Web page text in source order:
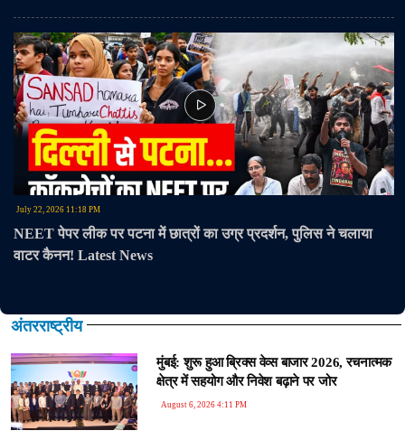
July 22, 2026 11:18 PM
NEET पेपर लीक पर पटना में छात्रों का उग्र प्रदर्शन, पुलिस ने चलाया
वाटर कैनन! Latest News
अंतरराष्ट्रीय
मुंबई: शुरू हुआ ब्रिक्स वेव्स बाजार 2026, रचनात्मक
क्षेत्र में सहयोग और निवेश बढ़ाने पर जोर
August 6, 2026 4:11 PM